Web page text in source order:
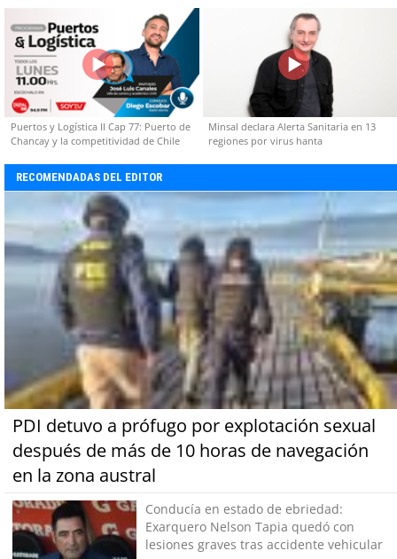
capacidades técnicas
Puertos y Logística II Cap 77: Puerto de
Chancay y la competitividad de Chile
Minsal declara Alerta Sanitaria en 13
regiones por virus hanta
RECOMENDADAS DEL EDITOR
PDI detuvo a prófugo por explotación sexual
después de más de 10 horas de navegación
en la zona austral
Conducía en estado de ebriedad:
Exarquero Nelson Tapia quedó con
lesiones graves tras accidente vehicular